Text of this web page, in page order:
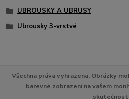
UBROUSKY A UBRUSY
Ubrousky 3-vrstvé
Všechna práva vyhrazena. Obrázky
barevné zobrazení na vašem